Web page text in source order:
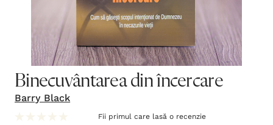
Binecuvântarea din încercare
Barry Black
Fii primul care lasă o recenzie